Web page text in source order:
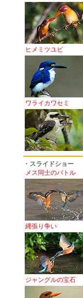
ヒメミツユビ
ワライカワセミ
・スライドショー
メス同士のバトル
縄張り争い
ジャングルの宝石